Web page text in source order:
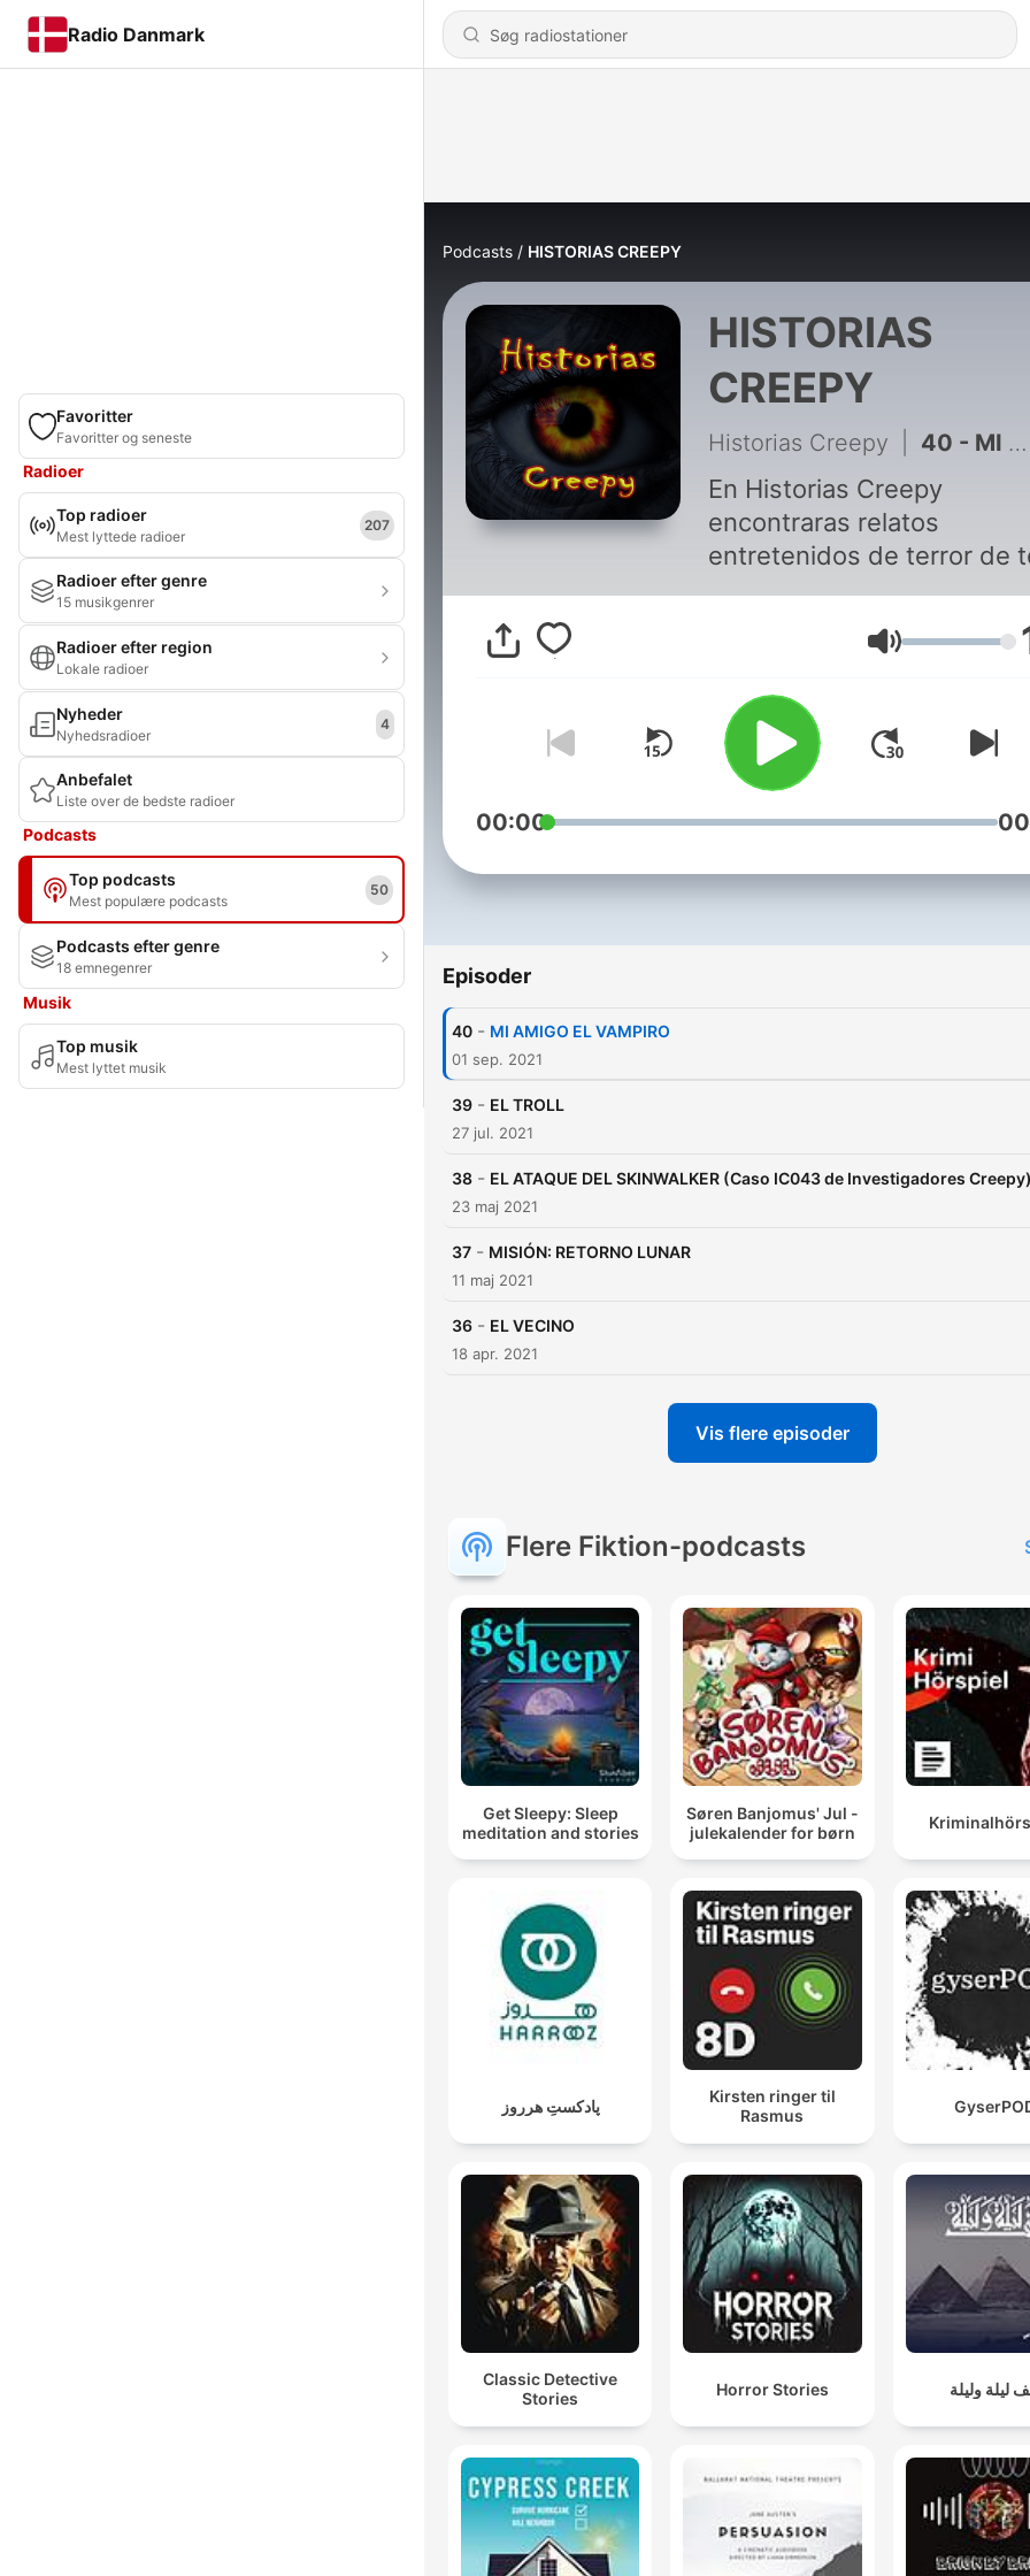
Radio Danmark
Favoritter
Favoritter og seneste
Radioer
Top radioer
Mest lyttede radioer
207
Radioer efter genre
15 musikgenrer
Radioer efter region
Lokale radioer
Nyheder
Nyhedsradioer
4
Anbefalet
Liste over de bedste radioer
Podcasts
Top podcasts
Mest populære podcasts
50
Podcasts efter genre
18 emnegenrer
Musik
Top musik
Mest lyttet musik
Podcasts HISTORIAS CREEPY
HISTORIAS
CREEPY
Historias Creepy 40 - MI AMIGO EL VAMPIRO
En Historias Creepy
encontraras relatos
entretenidos de terror de
tipo... fantasmas,
brujas, criaturas extrañas,
asesinos, creepypastas y
mas terrorífico "historias
vida real"...¿Te atreves a
escucharlas? $i lo de$ea$
puede$ apoyar $$$ a e$te
canal en lo$ $iguiente$
-
¡Muchas gracias por tu
Lydstyrke
00:00
Episoder
40 - MI AMIGO EL VAMPIRO
01 sep. 2021
39 - EL TROLL
27 jul. 2021
38 - EL ATAQUE DEL SKINWALKER (Caso IC043 de Investigadores
23 maj 2021
37 - MISIÓN: RETORNO LUNAR
11 maj 2021
36 - EL VECINO
18 apr. 2021
Vis flere episoder
Flere Fiktion-podcasts
Get Sleepy: Sleep
meditation and stories
Søren Banjomus' Jul -
julekalender for børn
پادکستِ هرروز
Kirsten ringer til
Rasmus
Classic Detective
Stories
Horror Stories ليلة وليلة